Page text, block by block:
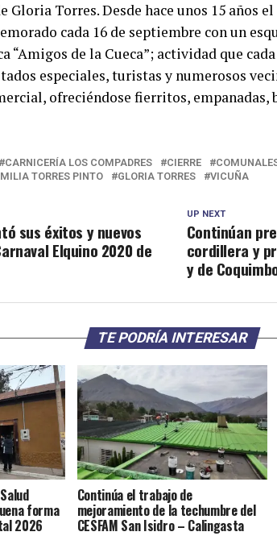
Gloria Torres. Desde hace unos 15 años
cada 16 de septiembre con un
“Amigos de la Cueca”; actividad que
especiales, turistas y numerosos
ofreciéndose fierritos, empanadas,
CARNICERÍA LOS COMPADRES CIERRE
TORRES PINTO GLORIA TORRES VICUÑA
UP NEXT
Continúan
cordillera y
y de
sus éxitos y nuevos
Elquino 2020 de
TE PODRÍA INTERESAR
forma
2026
Continúa el trabajo de
mejoramiento de la techumbre del
CESFAM San Isidro – Calingasta